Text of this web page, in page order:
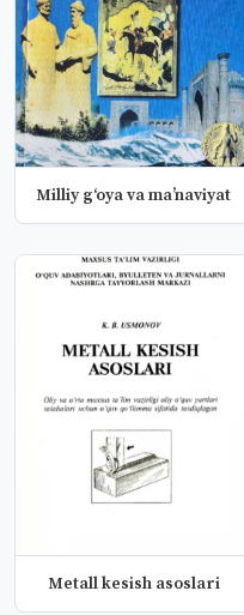
Milliy g‘oya va ma’naviyat
Metall kesish asoslari